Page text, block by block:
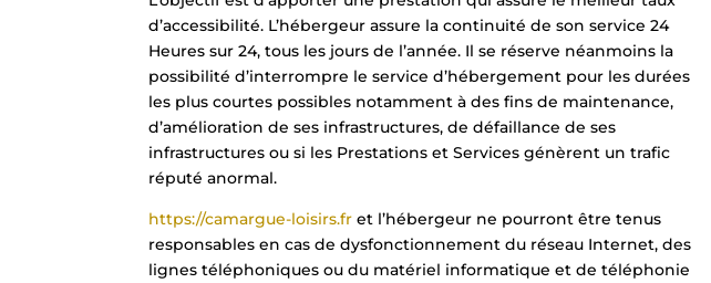
d’accessibilité. L’hébergeur assure la continuité de son service 24
Heures sur 24, tous les jours de l’année. Il se réserve néanmoins la
possibilité d’interrompre le service d’hébergement pour les durées
les plus courtes possibles notamment à des fins de maintenance,
d’amélioration de ses infrastructures, de défaillance de ses
infrastructures ou si les Prestations et Services génèrent un trafic
réputé anormal.
https://camargue-loisirs.fr et l’hébergeur ne pourront être tenus
responsables en cas de dysfonctionnement du réseau Internet, des
lignes téléphoniques ou du matériel informatique et de téléphonie